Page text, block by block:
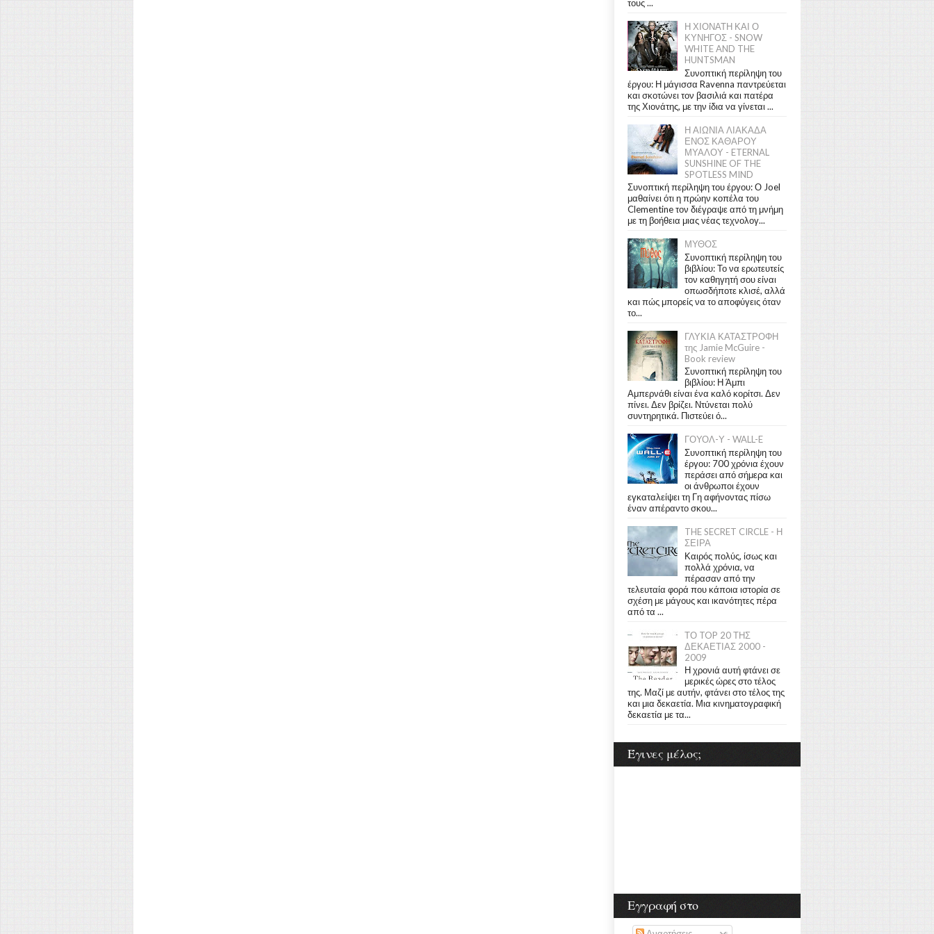
τους ...
Η ΧΙΟΝΑΤΗ ΚΑΙ Ο
ΚΥΝΗΓΟΣ - SNOW
WHITE AND THE
HUNTSMAN
Συνοπτική περίληψη του
έργου: Η μάγισσα Ravenna παντρεύεται
και σκοτώνει τον βασιλιά και πατέρα
της Χιονάτης, με την ίδια να γίνεται ...
Η ΑΙΩΝΙΑ ΛΙΑΚΑΔΑ
ΕΝΟΣ ΚΑΘΑΡΟΥ
ΜΥΑΛΟΥ - ETERNAL
SUNSHINE OF THE
SPOTLESS MIND
Συνοπτική περίληψη του έργου: Ο Joel
μαθαίνει ότι η πρώην κοπέλα του
Clementine τον διέγραψε από τη μνήμη
με τη βοήθεια μιας νέας τεχνολογ...
ΜΥΘΟΣ
Συνοπτική περίληψη του
βιβλίου: Το να ερωτευτείς
τον καθηγητή σου είναι
οπωσδήποτε κλισέ, αλλά
και πώς μπορείς να το αποφύγεις όταν
το...
ΓΛΥΚΙΑ ΚΑΤΑΣΤΡΟΦΗ
της Jamie McGuire -
Book review
Συνοπτική περίληψη του
βιβλίου: Η Άμπι
Αμπερνάθι είναι ένα καλό κορίτσι. Δεν
πίνει. Δεν βρίζει. Ντύνεται πολύ
συντηρητικά. Πιστεύει ό...
ΓΟΥΟΛ-Υ - WALL-E
Συνοπτική περίληψη του
έργου: 700 χρόνια έχουν
περάσει από σήμερα και
οι άνθρωποι έχουν
εγκαταλείψει τη Γη αφήνοντας πίσω
έναν απέραντο σκου...
THE SECRET CIRCLE - Η
ΣΕΙΡΑ
Καιρός πολύς, ίσως και
πολλά χρόνια, να
πέρασαν από την
τελευταία φορά που κάποια ιστορία σε
σχέση με μάγους και ικανότητες πέρα
από τα ...
ΤΟ TOP 20 ΤΗΣ
ΔΕΚΑΕΤΙΑΣ 2000 -
2009
Η χρονιά αυτή φτάνει σε
μερικές ώρες στο τέλος
της. Μαζί με αυτήν, φτάνει στο τέλος της
και μια δεκαετία. Μια κινηματογραφική
δεκαετία με τα...
Έγινες μέλος;
Εγγραφή στο